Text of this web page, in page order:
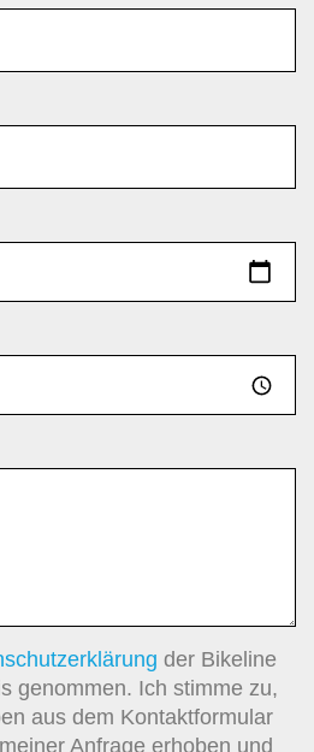
der Bikeline
genommen. Ich stimme zu,
aus dem Kontaktformular
Anfrage erhoben und